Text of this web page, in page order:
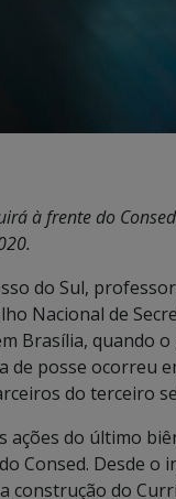
à frente do
do Sul,
Nacional de
Brasília, quando
de posse ocorreu
do terceiro
do último
Consed. Desde o
do